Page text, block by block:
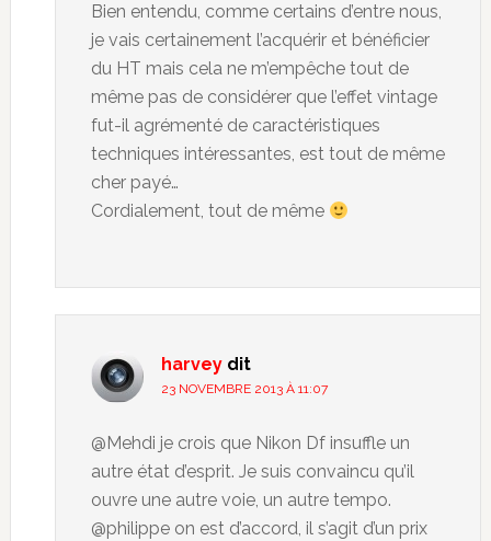
Bien entendu, comme certains d’entre nous,
je vais certainement l’acquérir et bénéficier
du HT mais cela ne m’empêche tout de
même pas de considérer que l’effet vintage
fut-il agrémenté de caractéristiques
techniques intéressantes, est tout de même
cher payé…
Cordialement, tout de même
harvey dit
23 NOVEMBRE 2013 À 11:07
@Mehdi je crois que Nikon Df insuffle un
autre état d’esprit. Je suis convaincu qu’il
ouvre une autre voie, un autre tempo.
@philippe on est d’accord, il s’agit d’un prix